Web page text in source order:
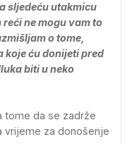
sljedeću utakmicu
ne mogu vam to
o tome,
koje ću donijeti pred
biti u neko
tome da se zadrže
vrijeme za donošenje